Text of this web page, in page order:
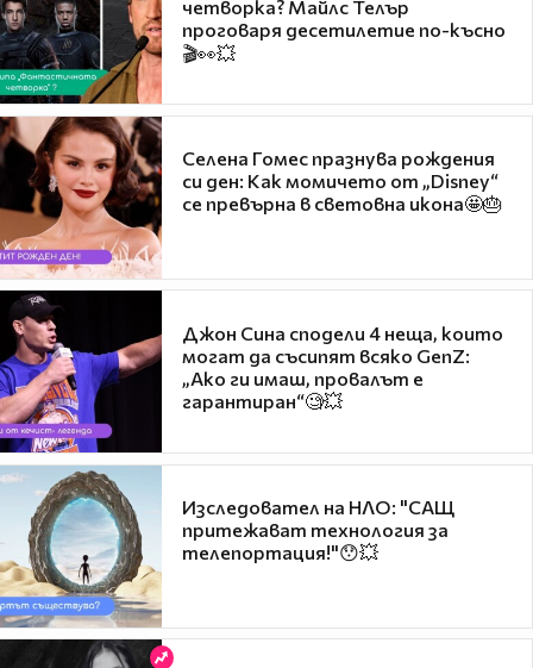
четворка? Майлс Телър
проговаря десетилетие по-късно
🎬👀💥
Селена Гомес празнува рождения
си ден: Как момичето от „Disney“
се превърна в световна икона🤩🎂
Джон Сина сподели 4 неща, които
могат да съсипят всяко GenZ:
„Ако ги имаш, провалът е
гарантиран“🧐💥
Изследовател на НЛО: "САЩ
притежават технология за
телепортация!"😯💥